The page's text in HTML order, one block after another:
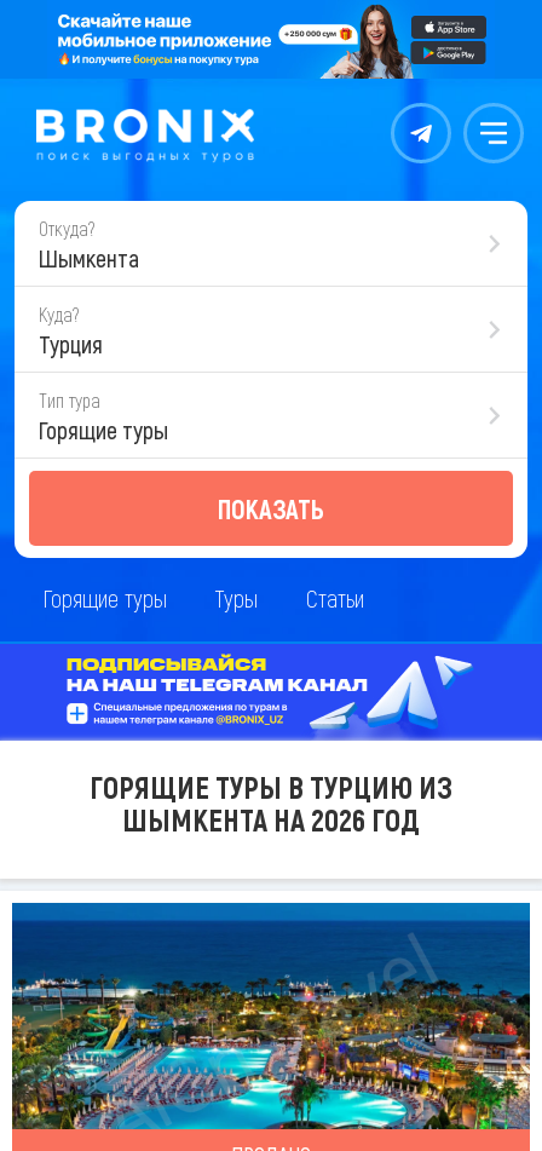
Контакты Меню
Откуда?
Шымкента
Куда?
Турция
Тип тура
Горящие туры
ПОКАЗАТЬ
Горящие туры Туры Статьи
ГОРЯЩИЕ ТУРЫ В ТУРЦИЮ ИЗ
ШЫМКЕНТА НА 2026 ГОД